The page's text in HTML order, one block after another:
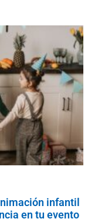
infantil
en tu evento